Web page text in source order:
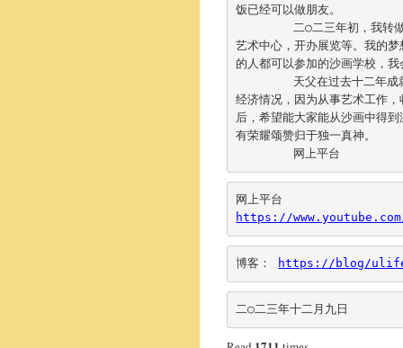
饭已经可以做朋友。
二○二三年初，我转
艺术中心，开办展览等。我的梦
的人都可以参加的沙画学校，我
天父在过去十二年
经济情况， 因为从事艺术工作
后，希望能大家能从沙画中得到
有荣耀颂赞归于独一真神。
	网上平台
https://www.youtube.com/
博客： https://blog/
二○二三年十二月九日